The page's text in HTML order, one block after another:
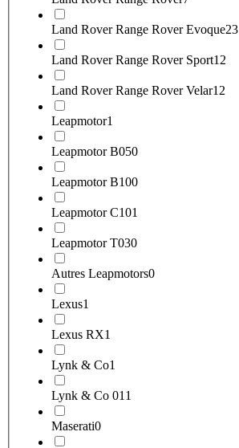
Land Rover Range Rover Evoque23
Land Rover Range Rover Sport12
Land Rover Range Rover Velar12
Leapmotor1
Leapmotor B050
Leapmotor B100
Leapmotor C101
Leapmotor T030
Autres Leapmotors0
Lexus1
Lexus RX1
Lynk & Co1
Lynk & Co 01 1
Maserati0